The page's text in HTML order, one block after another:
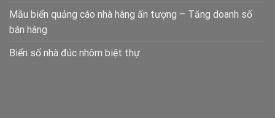
Mẫu biển quảng cáo nhà hàng ấn tượng – Tăng doanh số
bán hàng
Biển số nhà đúc nhôm biệt thự